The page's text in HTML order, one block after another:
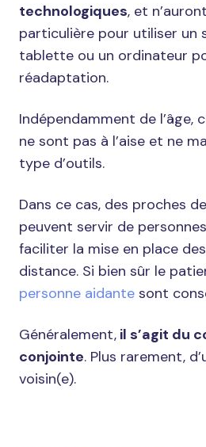
technologiques, et
particulière pour utiliser un
tablette ou un ordinateur
réadaptation.
Indépendamment de l’âge,
ne sont pas à l’aise et ne
type d’outils.
Dans ce cas, des proches
peuvent servir de
faciliter la mise en place
distance. Si bien sûr le
personne aidante sont
Généralement, il s’agit du
conjointe. Plus rarement,
voisin(e).